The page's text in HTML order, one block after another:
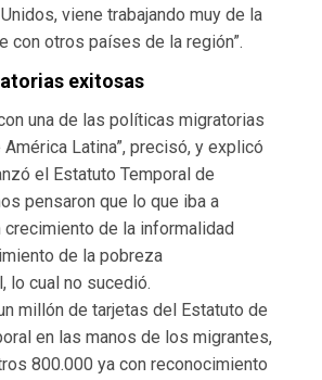
viene trabajando muy de la
con otros países de la región”.
exitosas
una de las políticas migratorias
Latina”, precisó, y explicó
el Estatuto Temporal de
pensaron que lo que iba a
crecimiento de la informalidad
de la pobreza
lo cual no sucedió.
millón de tarjetas del Estatuto de
en las manos de los migrantes,
800.000 ya con reconocimiento